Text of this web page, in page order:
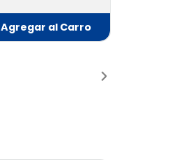
Agregar al Carro